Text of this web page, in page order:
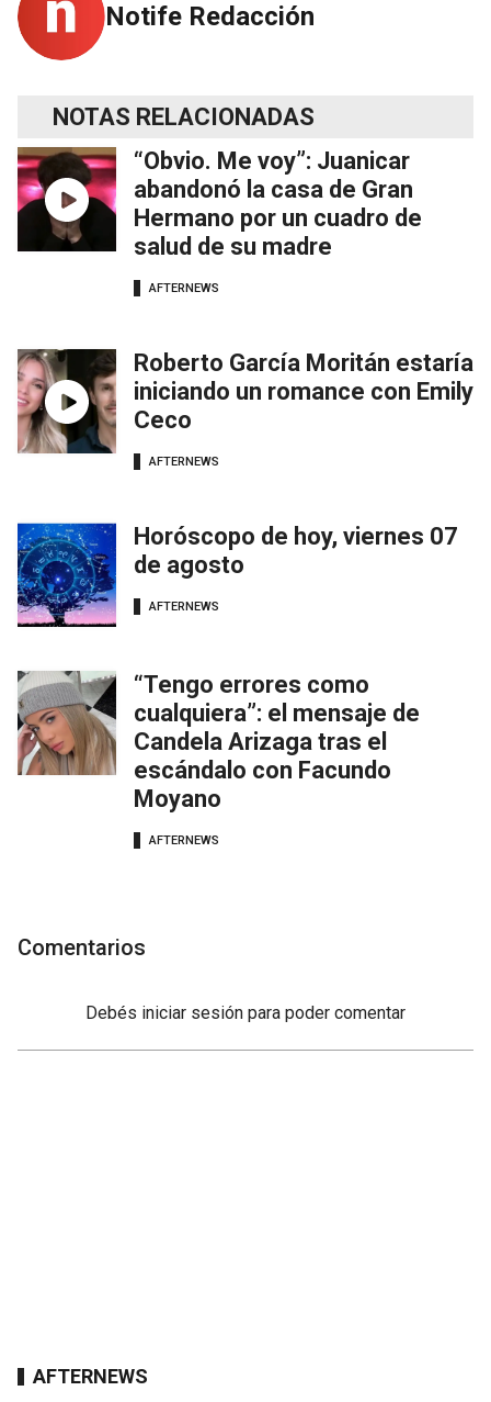
Notife Redacción
NOTAS RELACIONADAS
“Obvio. Me voy”: Juanicar
abandonó la casa de Gran
Hermano por un cuadro de
salud de su madre
AFTERNEWS
Roberto García Moritán estaría
iniciando un romance con Emily
Ceco
AFTERNEWS
Horóscopo de hoy, viernes 07
de agosto
AFTERNEWS
“Tengo errores como
cualquiera”: el mensaje de
Candela Arizaga tras el
escándalo con Facundo
Moyano
AFTERNEWS
Comentarios
Debés iniciar sesión para poder comentar
AFTERNEWS